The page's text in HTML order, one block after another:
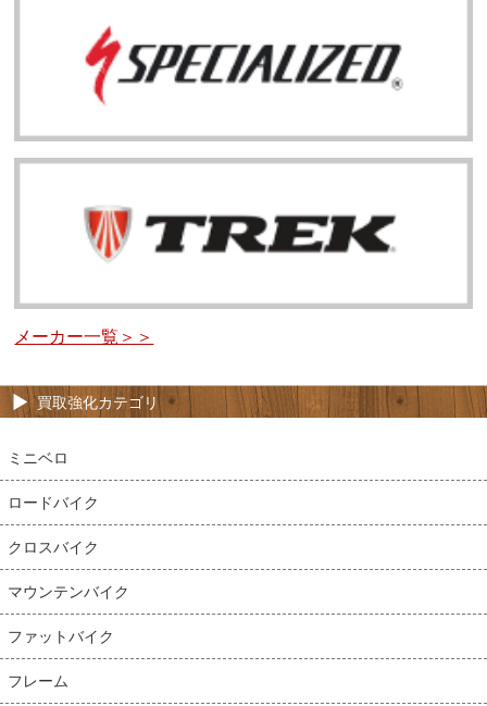
メーカー一覧＞＞
買取強化カテゴリ
ミニベロ
ロードバイク
クロスバイク
マウンテンバイク
ファットバイク
フレーム